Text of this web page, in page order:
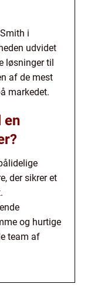
i
udvidet
løsninger til
af de mest
markedet.
en
der sikrer et
og hurtige
team af